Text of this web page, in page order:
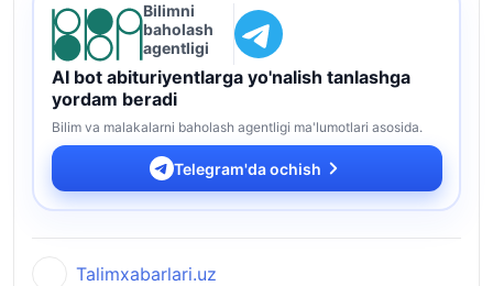
Bilimni
baholash
agentligi
AI bot abituriyentlarga yo'nalish tanlashga
yordam beradi
Bilim va malakalarni baholash agentligi ma'lumotlari asosida.
Telegram'da ochish
Talimxabarlari.uz